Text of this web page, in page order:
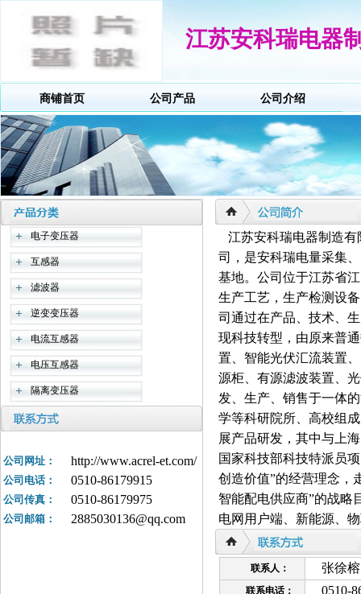
江苏安科瑞电器
商铺首页 公司产品 公司介绍
电子变压器
互感器
滤波器
逆变变压器
电流互感器
电压互感器
隔离变压器
公司网址： http://www.acrel-et.com/
公司电话： 0510-86179915
公司传真： 0510-86179975
公司邮箱： 2885030136@qq.com
江苏安科瑞电器制造有
司，是安科瑞电量采集
基地。公司位于江苏省
生产工艺，生产检测设
司通过在产品、技术、
现科技转型，由原来普
置、智能光伏汇流装置
源柜、有源滤波装置、
发、生产、销售于一体
学等科研院所、高校组
展产品研发，其中与上
国家科技部科技特派员
创造价值”的经营理念，
智能配电供应商”的战略
电网用户端、新能源、
联系人： 张徐榕
联系电话： 0510-